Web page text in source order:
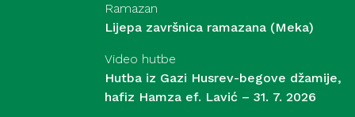
Ramazan
Lijepa završnica ramazana (Meka)
Video hutbe
Hutba iz Gazi Husrev-begove džamije,
hafiz Hamza ef. Lavić – 31. 7. 2026